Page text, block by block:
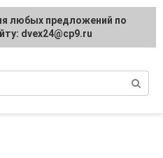
любых предложений по
dvex24@cp9.ru